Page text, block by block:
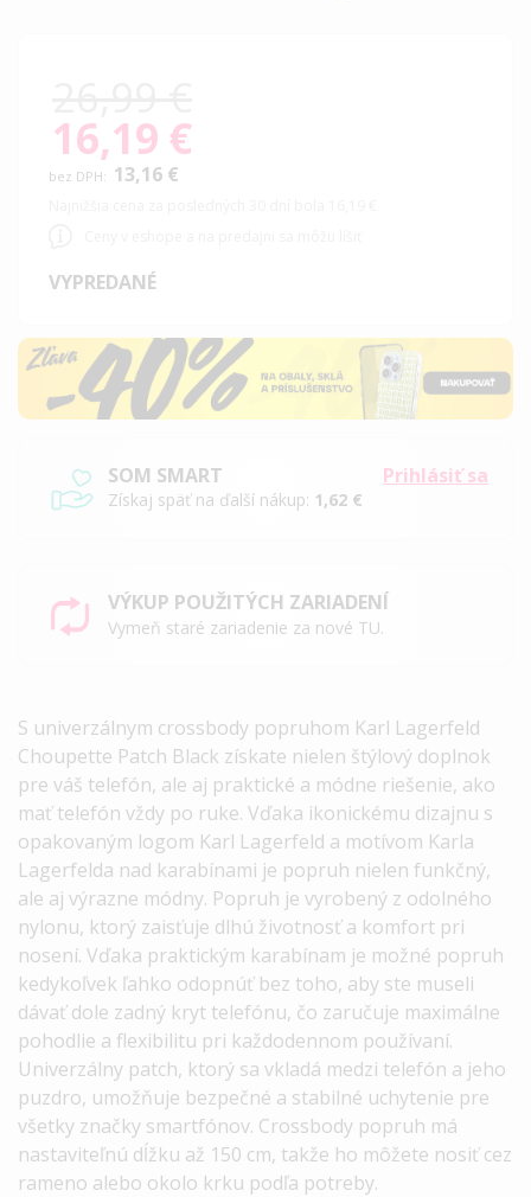
Special
Price
16,19 €
13,16 €
VYPREDANÉ
Prihlásiť sa
SOM SMART
Získaj späť na ďalší nákup: 1,62 €
VÝKUP POUŽITÝCH ZARIADENÍ
Vymeň staré zariadenie za nové TU.
S univerzálnym crossbody popruhom Karl Lagerfeld
Choupette Patch Black získate nielen štýlový doplnok
pre váš telefón, ale aj praktické a módne riešenie, ako
mať telefón vždy po ruke. Vďaka ikonickému dizajnu s
opakovaným logom Karl Lagerfeld a motívom Karla
Lagerfelda nad karabínami je popruh nielen funkčný,
ale aj výrazne módny. Popruh je vyrobený z odolného
nylonu, ktorý zaisťuje dlhú životnosť a komfort pri
nosení. Vďaka praktickým karabínam je možné popruh
kedykoľvek ľahko odopnúť bez toho, aby ste museli
dávať dole zadný kryt telefónu, čo zaručuje maximálne
pohodlie a flexibilitu pri každodennom používaní.
Univerzálny patch, ktorý sa vkladá medzi telefón a jeho
puzdro, umožňuje bezpečné a stabilné uchytenie pre
všetky značky smartfónov. Crossbody popruh má
nastaviteľnú dĺžku až 150 cm, takže ho môžete nosiť cez
rameno alebo okolo krku podľa potreby.